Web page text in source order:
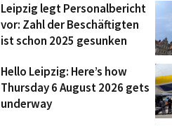
Leipzig legt Personalbericht
vor: Zahl der Beschäftigten
ist schon 2025 gesunken
Hello Leipzig: Here’s how
Thursday 6 August 2026 gets
underway